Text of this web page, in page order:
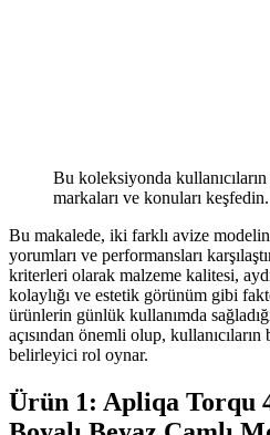
Bu koleksiyonda
markaları ve konuları keşfedin.
Bu makalede, iki farklı avize
yorumları ve performansları
kriterleri olarak malzeme kalitesi,
kolaylığı ve estetik görünüm gibi
ürünlerin günlük kullanımda
açısından önemli olup,
belirleyici rol oynar.
Ürün 1: Apliqa Torqu